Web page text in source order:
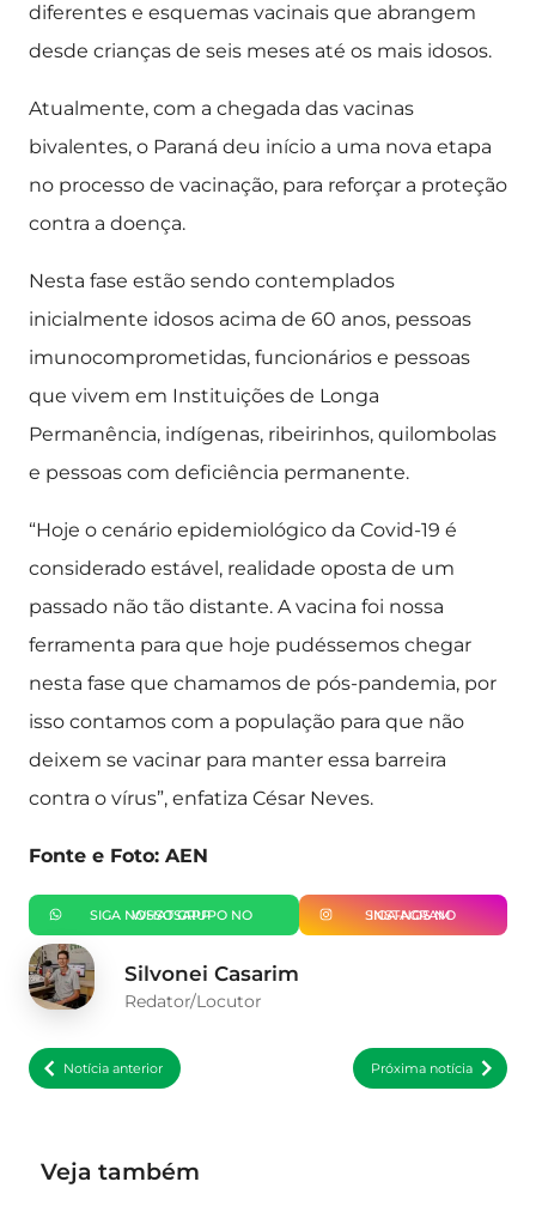
diferentes e esquemas vacinais que abrangem
desde crianças de seis meses até os mais idosos.
Atualmente, com a chegada das vacinas
bivalentes, o Paraná deu início a uma nova etapa
no processo de vacinação, para reforçar a proteção
contra a doença.
Nesta fase estão sendo contemplados
inicialmente idosos acima de 60 anos, pessoas
imunocomprometidas, funcionários e pessoas
que vivem em Instituições de Longa
Permanência, indígenas, ribeirinhos, quilombolas
e pessoas com deficiência permanente.
“Hoje o cenário epidemiológico da Covid-19 é
considerado estável, realidade oposta de um
passado não tão distante. A vacina foi nossa
ferramenta para que hoje pudéssemos chegar
nesta fase que chamamos de pós-pandemia, por
isso contamos com a população para que não
deixem se vacinar para manter essa barreira
contra o vírus”, enfatiza César Neves.
Fonte e Foto: AEN
SIGA NOSSO GRUPO NO WHATSAPP SIGA-NOS NO INSTAGRAM
Silvonei Casarim
Redator/Locutor
Notícia anterior Próxima notícia
Veja também